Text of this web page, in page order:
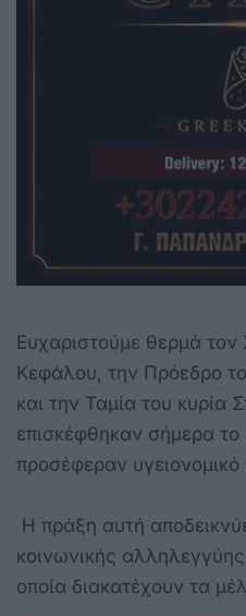
Ευχαριστούμε θερμά
Κεφάλου, την Πρόεδρο
και την Ταμία του κυρία
επισκέφθηκαν σήμερα
προσέφεραν υγειονομικό
Η πράξη αυτή
κοινωνικής
οποία διακατέχουν τα